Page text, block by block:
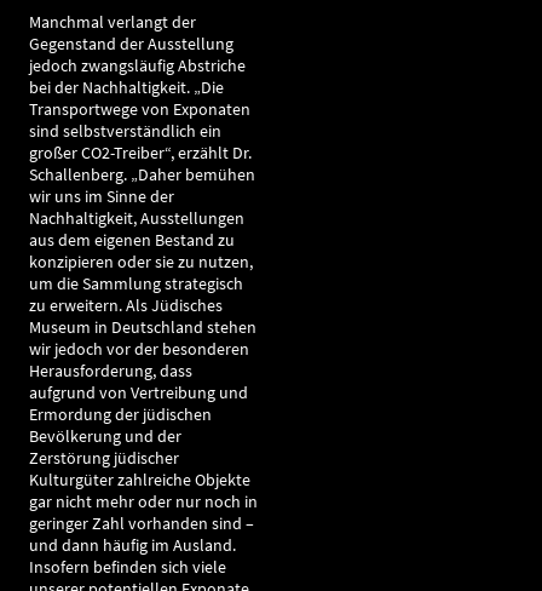
Manchmal verlangt der
Gegenstand der Ausstellung
jedoch zwangsläufig Abstriche
bei der Nachhaltigkeit. „Die
Transportwege von Exponaten
sind selbstverständlich ein
großer CO2-Treiber“, erzählt Dr.
Schallenberg. „Daher bemühen
wir uns im Sinne der
Nachhaltigkeit, Ausstellungen
aus dem eigenen Bestand zu
konzipieren oder sie zu nutzen,
um die Sammlung strategisch
zu erweitern. Als Jüdisches
Museum in Deutschland stehen
wir jedoch vor der besonderen
Herausforderung, dass
aufgrund von Vertreibung und
Ermordung der jüdischen
Bevölkerung und der
Zerstörung jüdischer
Kulturgüter zahlreiche Objekte
gar nicht mehr oder nur noch in
geringer Zahl vorhanden sind –
und dann häufig im Ausland.
Insofern befinden sich viele